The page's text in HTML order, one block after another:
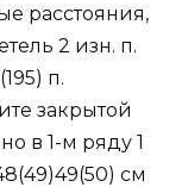
расстояния,
2 изн. п.
п.
закрытой
в 1-м ряду 1
см